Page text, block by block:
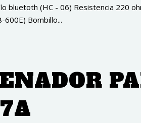
bluetoth (HC - 06) Resistencia 220
Bombillo...